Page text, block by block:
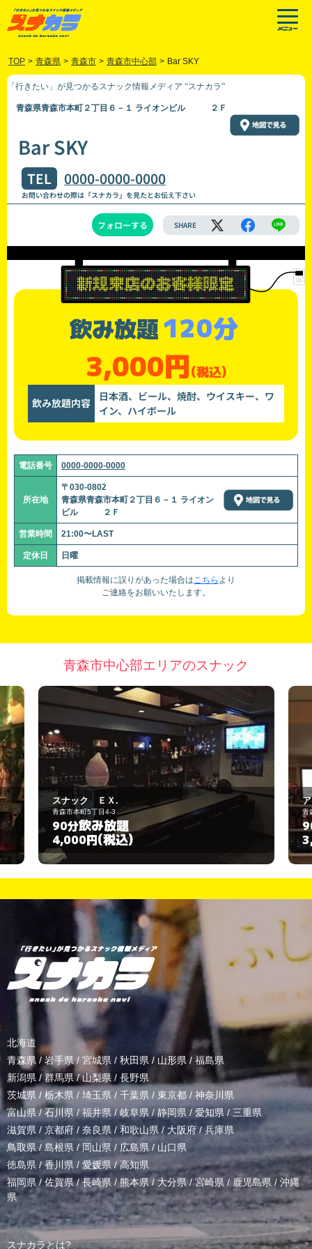
TOP > 青森県 > 青森市 > 青森市中心部 > Bar SKY
「行きたい」が見つかるスナック情報メディア “スナカラ”
青森県青森市本町２丁目６－１ ライオンビル ２Ｆ
Bar SKY
TEL 0000-0000-0000
お問い合わせの際は「スナカラ」を見たとお伝え下さい
フォローする SHARE
飲み放題120分
3,000円(税込)
飲み放題内容
日本酒、ビール、焼酎、ウイスキー、ワ
イン、ハイボール
電話番号 0000-0000-0000
所在地
〒030-0802
青森県青森市本町２丁目６－１ ライオン
ビル ２Ｆ
営業時間 21:00〜LAST
定休日 日曜
掲載情報に誤りがあった場合はこちら より
ご連絡をお願いいたします。
青森市中心部エリアのスナック
アリエス
青森市本町２丁目１－１７
90分飲み放題
3,000円 (税込)
北海道
青森県 / 岩手県/ 宮城県 / 秋田県 / 山形県/ 福島県
新潟県 /群馬県/山梨県 / 長野県
茨城県 / 栃木県 / 埼玉県 / 千葉県 / 東京都 / 神奈川県
富山県 /石川県/福井県/岐阜県 / 静岡県 / 愛知県 / 三重県
滋賀県 / 京都府 / 奈良県 / 和歌山県/ 大阪府 /兵庫県
鳥取県/ 島根県 /岡山県/ 広島県 / 山口県
徳島県 /香川県 / 愛媛県/高知県
福岡県/佐賀県/長崎県 /熊本県/ 大分県/宮崎県 /鹿児島県 / 沖縄
県
スナカラとは?